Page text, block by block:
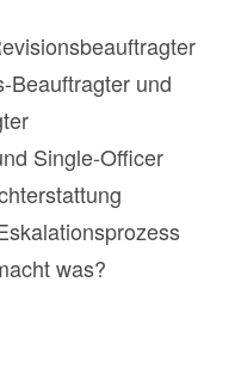
Beauftragter und
Single-Officer
was?